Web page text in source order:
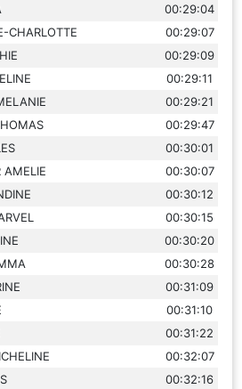
00:29:04
CHARLOTTE
00:29:07
00:29:09
00:29:11
00:29:21
00:29:47
00:30:01
AMELIE
00:30:07
00:30:12
00:30:15
00:30:20
00:30:28
00:31:09
00:31:10
00:31:22
00:32:07
00:32:16